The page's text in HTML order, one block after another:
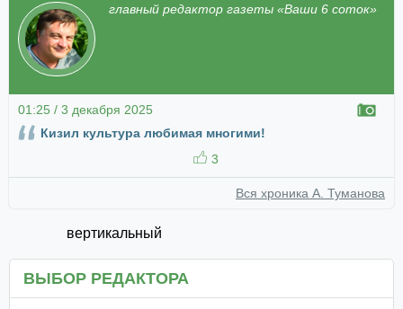
главный редактор газеты «Ваши 6 соток»
01:25 / 3 декабря 2025
Кизил культура любимая многими!
3
Вся хроника А. Туманова
вертикальный
ВЫБОР РЕДАКТОРА